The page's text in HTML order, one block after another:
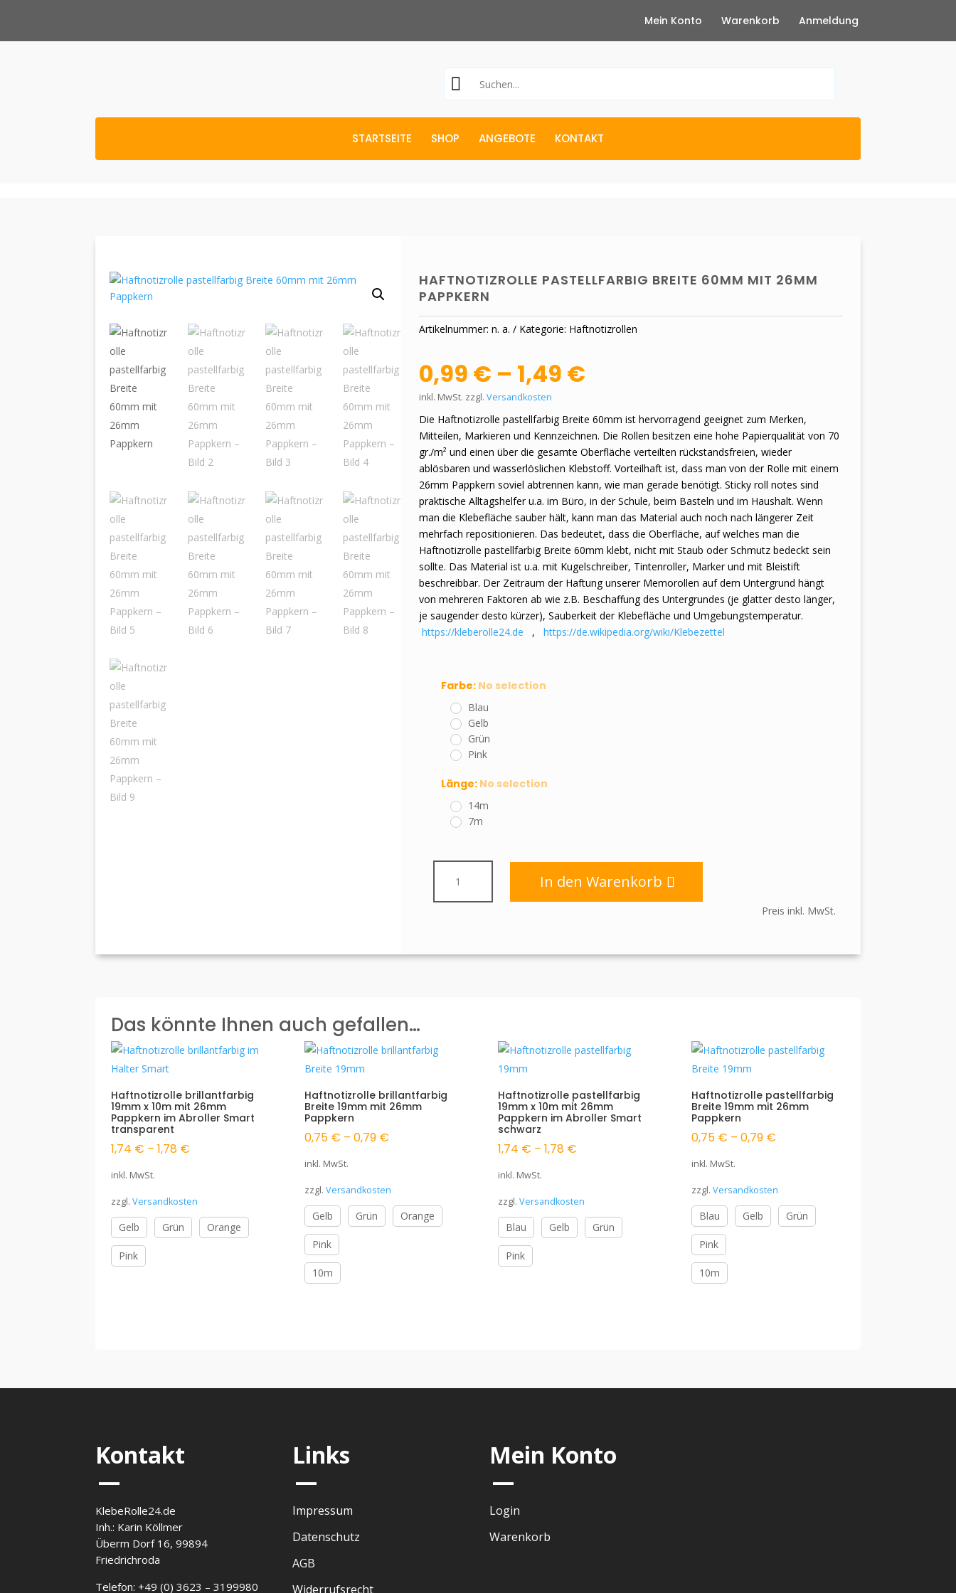
Mein Konto Warenkorb Anmeldung
STARTSEITE SHOP ANGEBOTE KONTAKT
HAFTNOTIZROLLE PASTELLFARBIG BREITE 60MM MIT 26MM
PAPPKERN
Artikelnummer:n. a. Kategorie: Haftnotizrollen
0,99 € – 1,49 €
inkl. MwSt. zzgl.Versandkosten
Die Haftnotizrolle pastellfarbig Breite 60mm ist hervorragend geeignet zum Merken,
Mitteilen, Markieren und Kennzeichnen. Die Rollen besitzen eine hohe Papierqualität von 70
gr./m² und einen über die gesamte Oberfläche verteilten rückstandsfreien, wieder
ablösbaren und wasserlöslichen Klebstoff. Vorteilhaft ist, dass man von der Rolle mit einem
26mm Pappkern soviel abtrennen kann, wie man gerade benötigt. Sticky roll notes sind
praktische Alltagshelfer u.a. im Büro, in der Schule, beim Basteln und im Haushalt. Wenn
man die Klebefläche sauber hält, kann man das Material auch noch nach längerer Zeit
mehrfach repositionieren. Das bedeutet, dass die Oberfläche, auf welches man die
Haftnotizrolle pastellfarbig Breite 60mm klebt, nicht mit Staub oder Schmutz bedeckt sein
sollte. Das Material ist u.a. mit Kugelschreiber, Tintenroller, Marker und mit Bleistift
beschreibbar. Der Zeitraum der Haftung unserer Memorollen auf dem Untergrund hängt
von mehreren Faktoren ab wie z.B. Beschaffung des Untergrundes (je glatter desto länger,
je saugender desto kürzer), Sauberkeit der Klebefläche und Umgebungstemperatur.
https://kleberolle24.de ,https://de.wikipedia.org/wiki/Klebezettel
Farbe: No selection
Blau
Gelb
Grün
Pink
Länge: No selection
14m
7m
pastellfarbig
Breite
In den Warenkorb
Preis inkl. MwSt.
Das könnte Ihnen auch gefallen…
Haftnotizrolle brillantfarbig
19mm x 10m mit 26mm
Pappkern im Abroller Smart
transparent
1,74 € –1,78 €
inkl. MwSt.
zzgl.Versandkosten
Gelb Grün Orange
Pink
Haftnotizrolle brillantfarbig
Breite 19mm mit 26mm
Pappkern
0,75 € –0,79 €
inkl. MwSt.
zzgl.Versandkosten
Gelb Grün Orange
Pink
10m
Haftnotizrolle pastellfarbig
19mm x 10m mit 26mm
Pappkern im Abroller Smart
schwarz
1,74 € –1,78 €
inkl. MwSt.
zzgl.Versandkosten
Blau Gelb Grün
Pink
Haftnotizrolle pastellfarbig
Breite 19mm mit 26mm
Pappkern
0,75 € –0,79 €
inkl. MwSt.
zzgl.Versandkosten
Blau Gelb Grün
Pink
10m
Kontakt
—
KlebeRolle24.de
Inh.: Karin Köllmer
Überm Dorf 16, 99894
Friedrichroda
Telefon: +49 (0) 3623 – 3199980
Links
—
Impressum
Datenschutz
AGB
Widerrufsrecht
Mein Konto
—
Login
Warenkorb